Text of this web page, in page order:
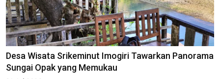
Desa Wisata Srikeminut Imogiri Tawarkan Panorama
Sungai Opak yang Memukau